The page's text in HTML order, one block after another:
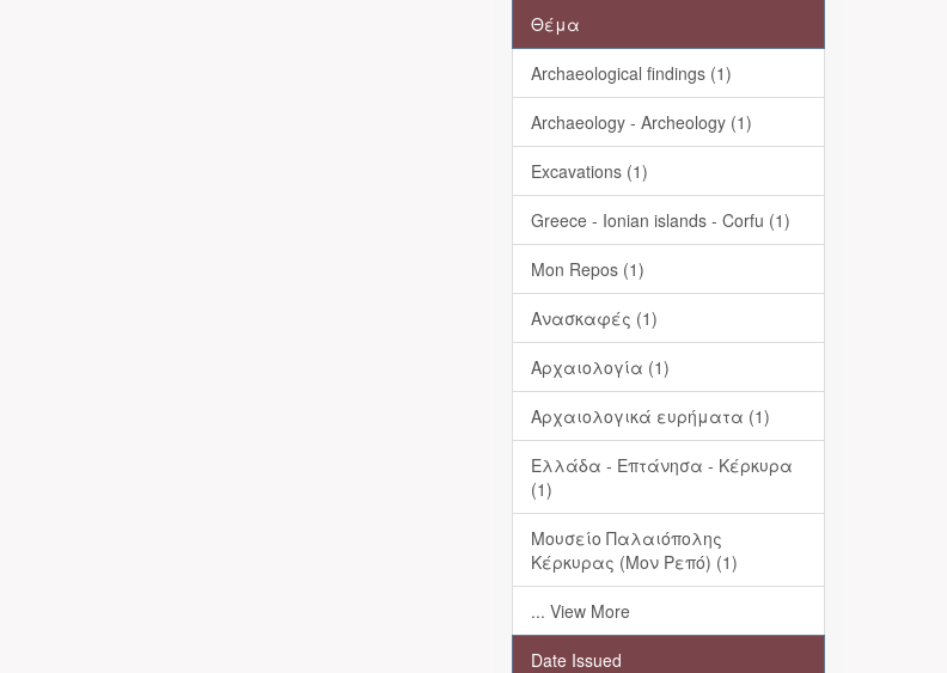
Θέμα
Archaeological findings (1)
Archaeology - Archeology (1)
Excavations (1)
Greece - Ionian islands - Corfu (1)
Mon Repos (1)
Ανασκαφές (1)
Αρχαιολογία (1)
Αρχαιολογικά ευρήματα (1)
Ελλάδα - Επτάνησα - Κέρκυρα
(1)
Μουσείο Παλαιόπολης
Κέρκυρας (Μον Ρεπό) (1)
... View More
Date Issued